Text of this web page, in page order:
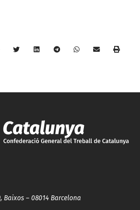
Baixos – 08014 Barcelona